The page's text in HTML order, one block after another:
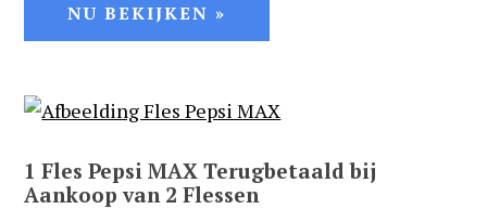
NU BEKIJKEN »
1 Fles Pepsi MAX Terugbetaald bij
Aankoop van 2 Flessen